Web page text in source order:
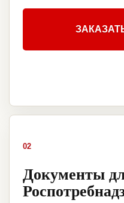
02
Документы